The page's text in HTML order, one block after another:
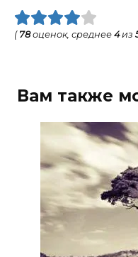
( 78оценок, среднее 4из
Вам также